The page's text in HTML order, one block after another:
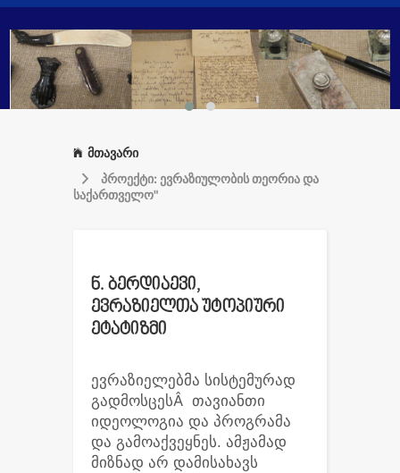
მთავარი
პროექტი: ევრაზიულობის თეორია და
საქართველო"
ნ. ბერდიაევი,
ევრაზიელთა უტოპიური
ეტატიზმი
ევრაზიელებმა სისტემურად
გადმოსცესÂ თავიანთი
იდეოლოგია და პროგრამა
და გამოაქვეყნეს. ამჟამად
მიზნად არ დამისახავს